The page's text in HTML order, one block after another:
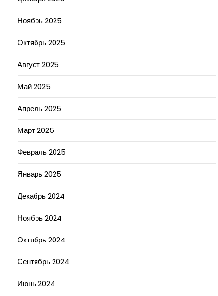
Ноябрь 2025
Октябрь 2025
Август 2025
Май 2025
Апрель 2025
Март 2025
Февраль 2025
Январь 2025
Декабрь 2024
Ноябрь 2024
Октябрь 2024
Сентябрь 2024
Июнь 2024